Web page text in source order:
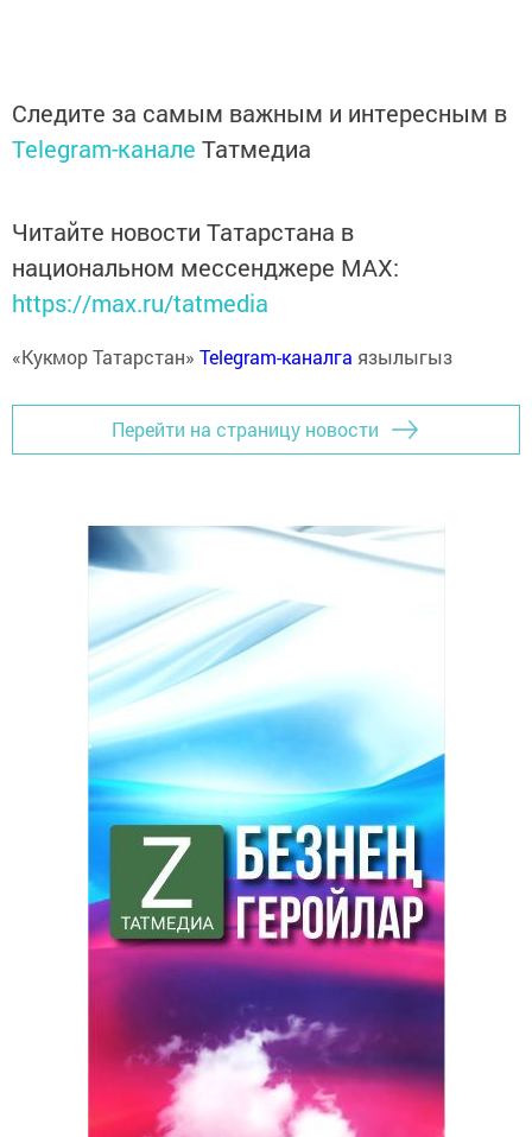
Следите за самым важным и интересным в
Telegram-канале Татмедиа
Читайте новости Татарстана в
национальном мессенджере MАХ:
https://max.ru/tatmedia
«Кукмор Татарстан» Telegram-каналга язылыгыз
Перейти на страницу новости